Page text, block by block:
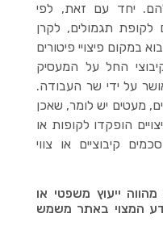
יחד עם זאת, לפי
לקופת תגמולים, לקרן
במקום פיצויי פיטורים
החל על המעסיק
על ידי שר העבודה.
ועובדים, מעטים יש לומר, שאכן
הופקדו לקופות או
קיבוציים או צווי
ייעוץ משפטי או
המצוי באתר משמש